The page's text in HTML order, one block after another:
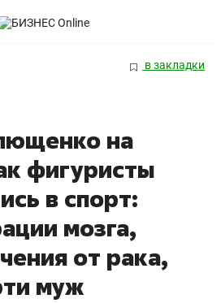
в закладки
на
фигуристы
в спорт:
мозга,
от рака,
муж